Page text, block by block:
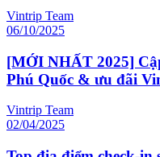
Vintrip Team
06/10/2025
[MỚI NHẤT 2025]
Phú Quốc & ưu đãi
Vintrip Team
02/04/2025